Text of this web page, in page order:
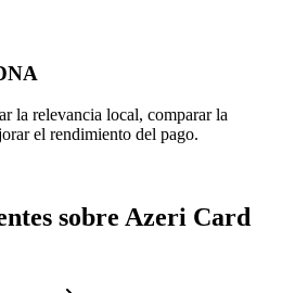
la relevancia local, comparar la
el rendimiento del pago.
sobre Azeri Card